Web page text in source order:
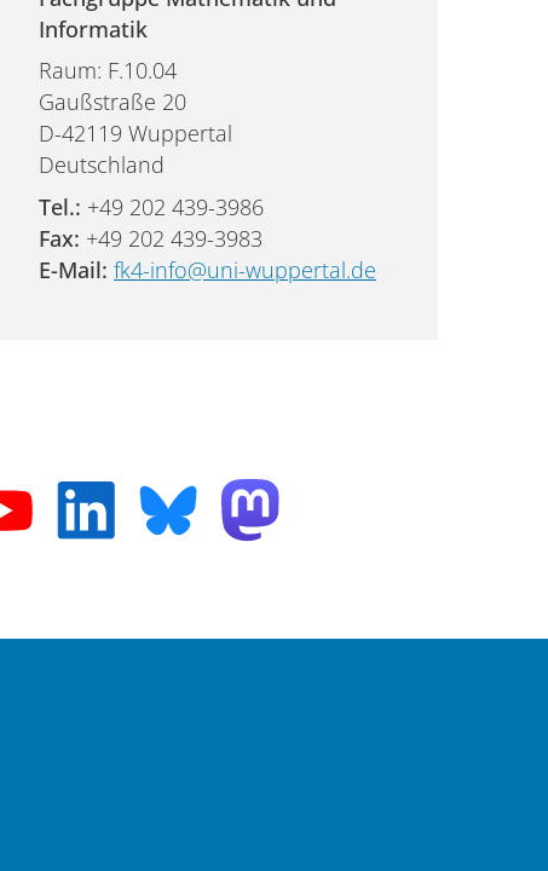
Informatik
Raum: F.10.04
Gaußstraße 20
D-42119 Wuppertal
Deutschland
Tel.: +49 202 439-3986
Fax: +49 202 439-3983
E-Mail: fk4-info@uni-wuppertal.de